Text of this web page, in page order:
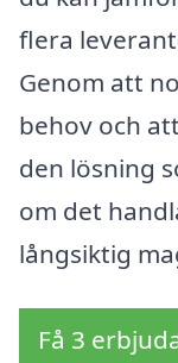
flera
Genom att
behov och
den lösning
om det
långsiktig
Få 3